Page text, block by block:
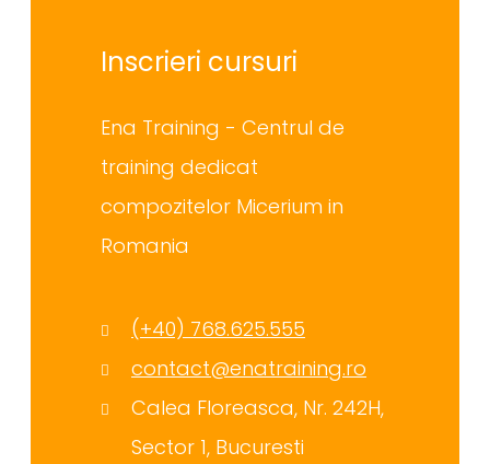
Inscrieri cursuri
Ena Training - Centrul de
training dedicat
compozitelor Micerium in
Romania
(+40) 768.625.555
contact@enatraining.ro
Calea Floreasca, Nr. 242H,
Sector 1, Bucuresti